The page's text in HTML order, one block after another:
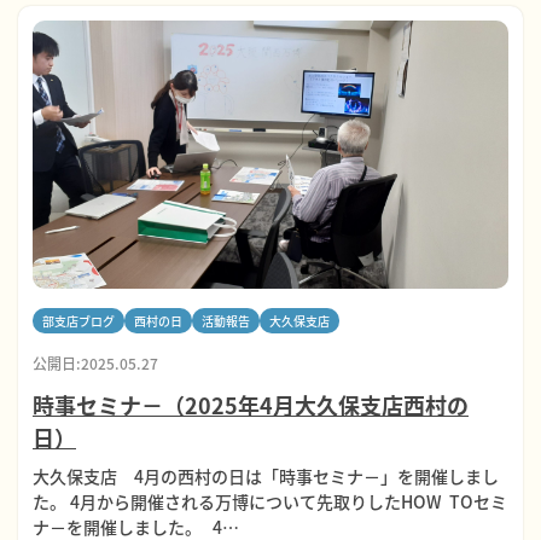
部支店ブログ 西村の日 活動報告 大久保支店
公開日:2025.05.27
時事セミナ－（2025年4月大久保支店西村の
日）
大久保支店 4月の西村の日は「時事セミナ－」を開催しまし
た。 4月から開催される万博について先取りしたHOW TOセミ
ナ－を開催しました。 4…